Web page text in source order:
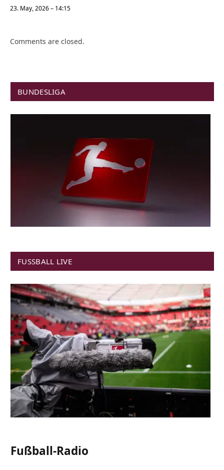
23. May, 2026 – 14:15
Comments are closed.
BUNDESLIGA
FUSSBALL LIVE
Fußball-Radio